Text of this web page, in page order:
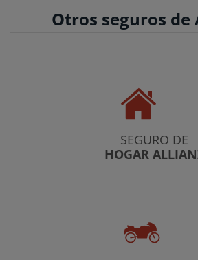
Otros seguros de
SEGURO DE
HOGAR